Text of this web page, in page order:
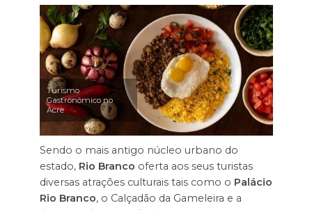
Turismo
Gastronômico no
Acre
Sendo o mais antigo núcleo urbano do
estado, Rio Branco oferta aos seus turistas
diversas atrações culturais tais como o Palácio
Rio Branco, o Calçadão da Gameleira e a